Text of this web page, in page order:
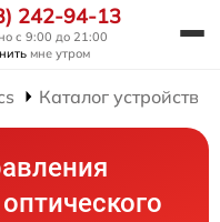
242-94-13
с 9:00 до 21:00
мне утром
Каталог устройств